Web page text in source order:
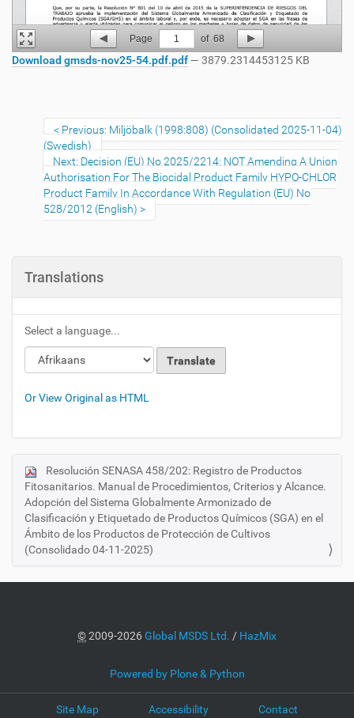
Page 1 of 68
Download gmsds-nov25-54.pdf.pdf— 3879.2314453125 KB
Previous: Miljöbalk (1998:808) (Consolidated 2025-11-04)
(Swedish)
Next: Decision (EU) No 2025/2214: NOT Amending A Union
Authorisation For The Biocidal Product Family HYPO-CHLOR
Product Family In Accordance With Regulation (EU) No
528/2012 (English)
Translations
Select a language...
Or View Original as HTML
N
a
v
i
g
Resolución SENASA 458/202: Registro de Productos
Fitosanitarios. Manual de Procedimientos, Criterios y Alcance.
Adopción del Sistema Globalmente Armonizado de
Clasificación y Etiquetado de Productos Químicos (SGA) en el
Ámbito de los Productos de Protección de Cultivos
(Consolidado 04-11-2025)
©2009-2026Global MSDS Ltd. / HazMix
Powered by Plone & Python
Site Map Accessibility Contact